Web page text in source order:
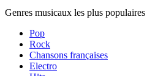
Genres musicaux les plus populaires
Pop
Rock
Chansons françaises
Electro